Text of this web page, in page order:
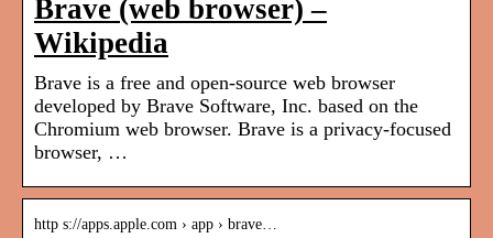
Brave (web browser) –
Wikipedia
Brave is a free and open-source web browser
developed by Brave Software, Inc. based on the
Chromium web browser. Brave is a privacy-focused
browser, …
http s://apps.apple.com › app › brave…